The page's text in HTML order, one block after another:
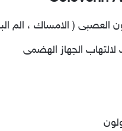
العصبى ( الامساك ، الم
الجهاز الهضمى